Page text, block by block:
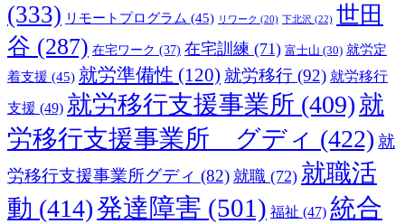
(333) リモートプログラム (45) リワーク (20) 下北沢 (22) 世田
谷 (287) 在宅ワーク (37) 在宅訓練 (71) 富士山 (30) 就労定
着支援 (45) 就労準備性 (120) 就労移行 (92) 就労移行
支援 (49) 就労移行支援事業所 (409)就
労移行支援事業所 グディ (422) 就
労移行支援事業所グディ (82) 就職 (72) 就職活
動 (414)発達障害 (501) 福祉 (47) 統合